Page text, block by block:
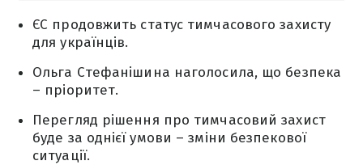
ЄС продовжить статус тимчасового захисту
для українців.
Ольга Стефанішина наголосила, що безпека
– пріоритет.
Перегляд рішення про тимчасовий захист
буде за однієї умови – зміни безпекової
ситуації.